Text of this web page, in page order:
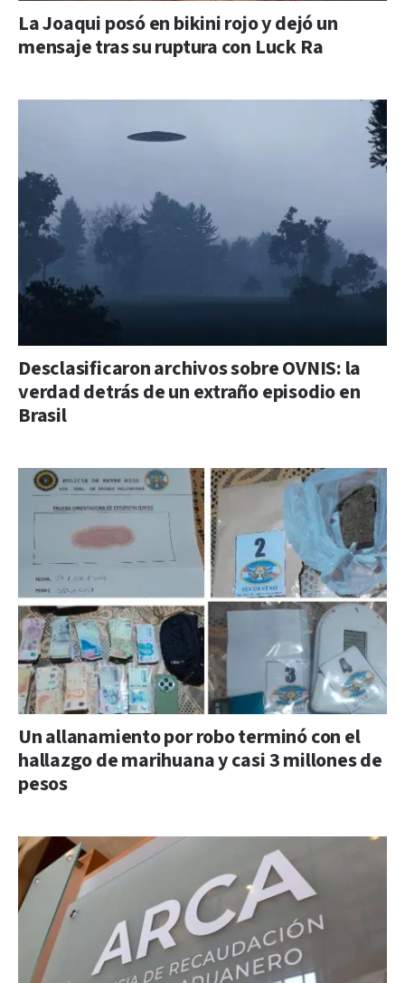
La Joaqui posó en bikini rojo y dejó un
mensaje tras su ruptura con Luck Ra
Desclasificaron archivos sobre OVNIS: la
verdad detrás de un extraño episodio en
Brasil
Un allanamiento por robo terminó con el
hallazgo de marihuana y casi 3 millones de
pesos